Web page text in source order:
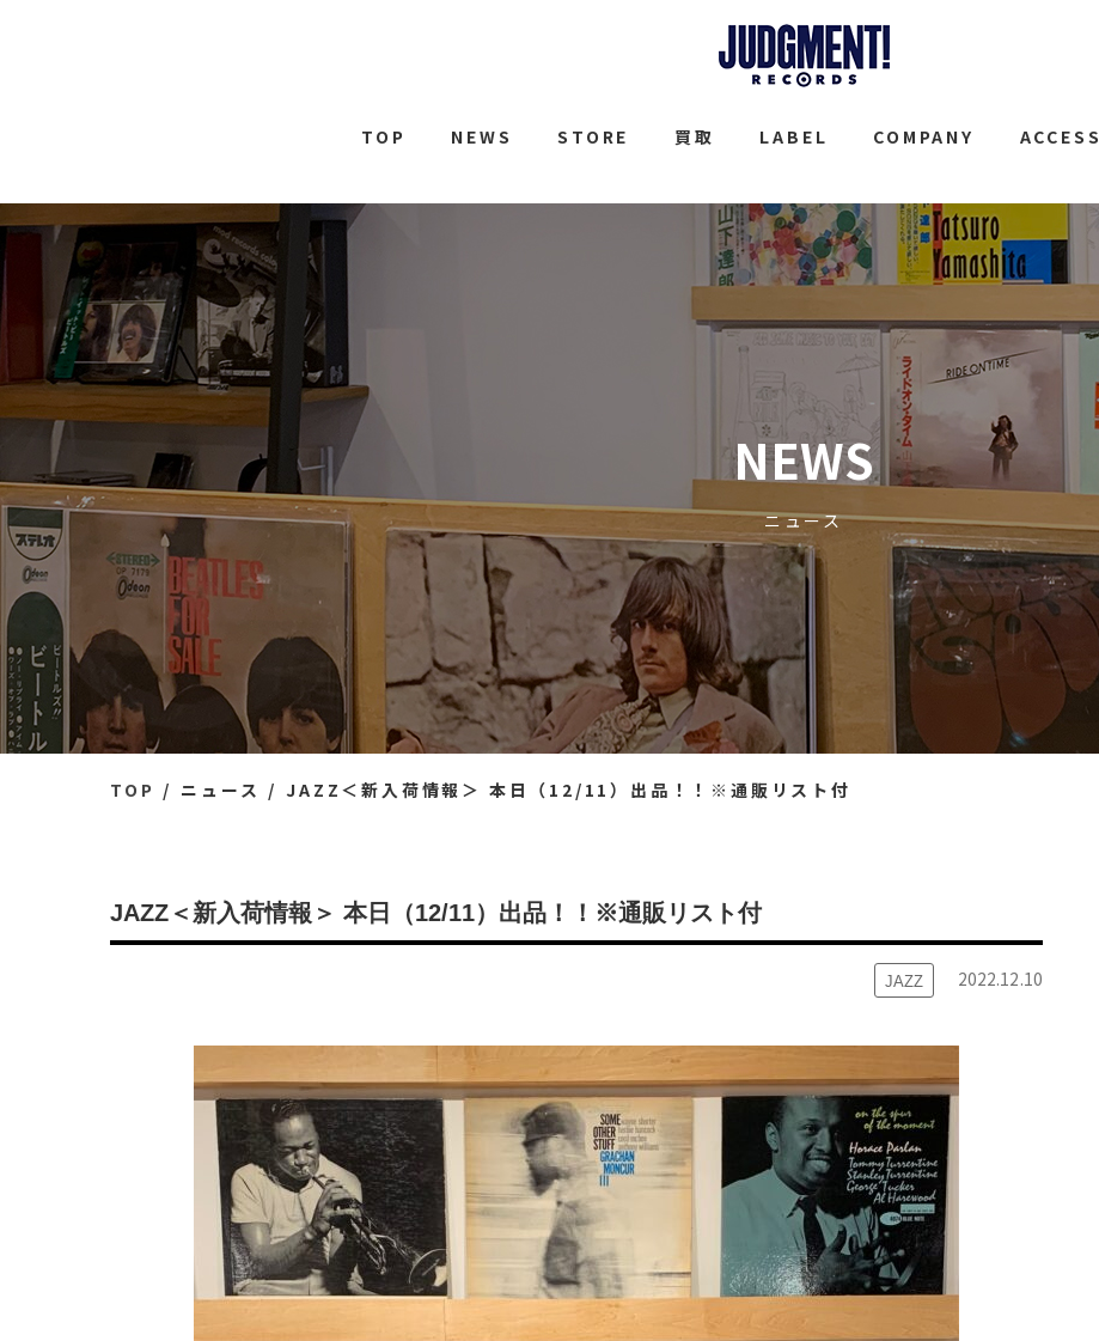
TOP NEWS STORE 買取 LABEL COMPANY ACCESS
NEWS
ニュース
TOP ニュース JAZZ＜新入荷情報＞ 本日（12/11）出品！！※通販リスト付
JAZZ＜新入荷情報＞ 本日（12/11）出品！！※通販リスト付
JAZZ 2022.12.10